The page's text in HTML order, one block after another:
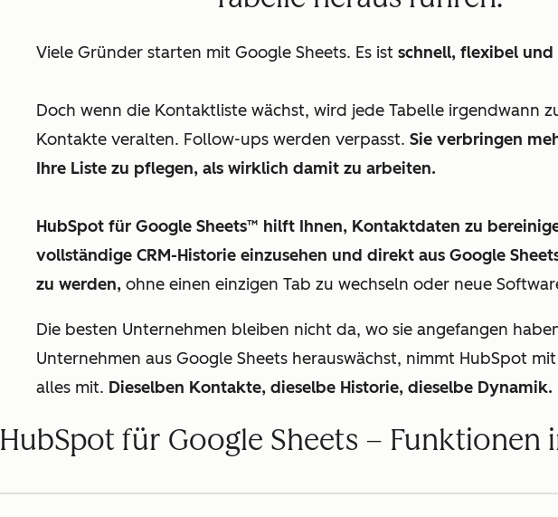
Viele Gründer starten mit Google Sheets. Es ist schnell, flexibel
Doch wenn die Kontaktliste wächst, wird jede Tabelle irgendwann
Kontakte veralten. Follow-ups werden verpasst. Sie verbringen
Ihre Liste zu pflegen, als wirklich damit zu arbeiten.
HubSpot für Google Sheets™ hilft Ihnen, Kontaktdaten zu
vollständige CRM-Historie einzusehen und direkt aus Google
zu werden, ohne einen einzigen Tab zu wechseln oder neue
Die besten Unternehmen bleiben nicht da, wo sie angefangen
Unternehmen aus Google Sheets herauswächst, nimmt HubSpot
alles mit. Dieselben Kontakte, dieselbe Historie, dieselbe Dynamik.
HubSpot für Google Sheets – Funktionen